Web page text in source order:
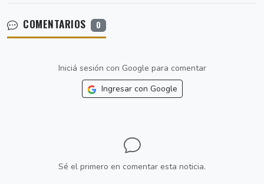
COMENTARIOS 0
Iniciá sesión con Google para comentar
Ingresar con Google
Sé el primero en comentar esta noticia.